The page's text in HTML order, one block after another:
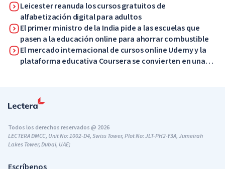
Leicester reanuda los cursos gratuitos de
alfabetización digital para adultos
El primer ministro de la India pide a las escuelas que
pasen a la educación online para ahorrar combustible
El mercado internacional de cursos online Udemy y la
plataforma educativa Coursera se convierten en una
Todos los derechos reservados @ 2026
LECTERA DMCC, Unit No: 1002-D4, Swiss Tower, Plot No: JLT-PH2-Y3A, Jumeirah
Lakes Tower, Dubai, UAE;